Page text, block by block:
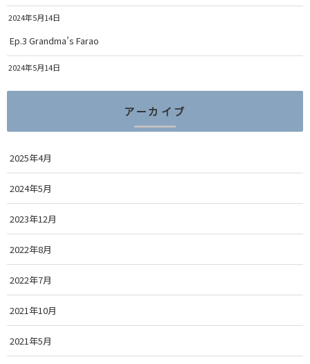
2024年5月14日
Ep.3 Grandma’s Farao
2024年5月14日
アーカイブ
2025年4月
2024年5月
2023年12月
2022年8月
2022年7月
2021年10月
2021年5月